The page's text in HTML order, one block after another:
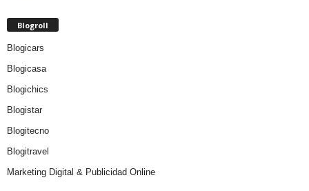
Blogroll
Blogicars
Blogicasa
Blogichics
Blogistar
Blogitecno
Blogitravel
Marketing Digital & Publicidad Online